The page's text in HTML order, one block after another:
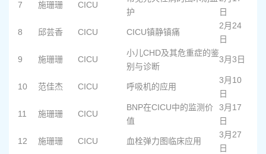
7 施珊珊 CICU
护
日
8 邱芸香 CICU CICU镇静镇痛
2月24
日
9 施珊珊 CICU
小儿CHD及其危重症的鉴
别与诊断
3月3日
10 范佳杰 CICU 呼吸机的应用
3月10
日
11 施珊珊 CICU
BNP在CICU中的监测价
值
3月17
日
12 施珊珊 CICU 血栓弹力图临床应用
3月27
日